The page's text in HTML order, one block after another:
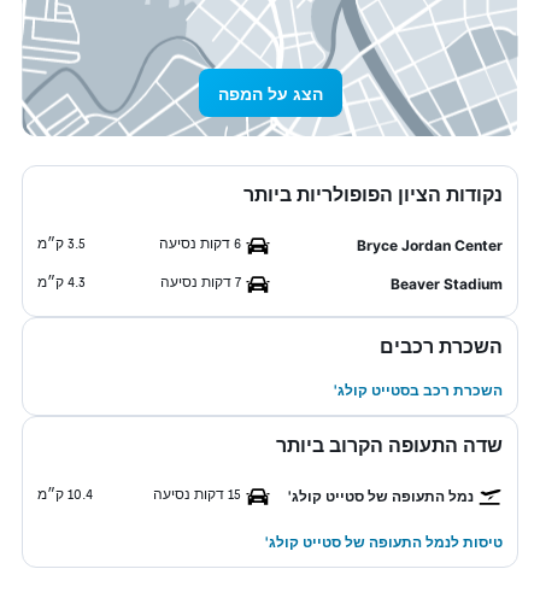
הצג על המפה
נקודות הציון הפופולריות ביותר
Bryce Jordan Center 6 דקות נסיעה 3.5 ק״מ
Beaver Stadium 7 דקות נסיעה 4.3 ק״מ
השכרת רכבים
השכרת רכב בסטייט קולג'
שדה התעופה הקרוב ביותר
נמל התעופה של סטייט קולג' 15 דקות נסיעה 10.4 ק״מ
טיסות לנמל התעופה של סטייט קולג'